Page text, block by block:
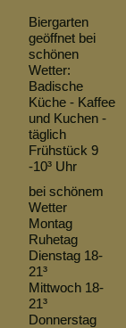
Biergarten
geöffnet bei
schönen
Wetter:
Badische
Küche - Kaffee
und Kuchen -
täglich
Frühstück 9
-10³ Uhr
bei schönem
Wetter
Montag
Ruhetag
Dienstag 18-
21³
Mittwoch 18-
21³
Donnerstag